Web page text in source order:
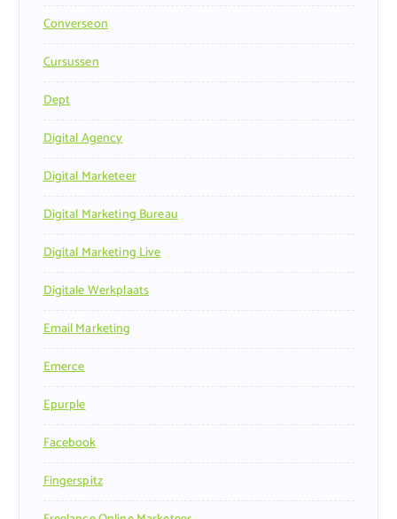
Converseon
Cursussen
Dept
Digital Agency
Digital Marketeer
Digital Marketing Bureau
Digital Marketing Live
Digitale Werkplaats
Email Marketing
Emerce
Epurple
Facebook
Fingerspitz